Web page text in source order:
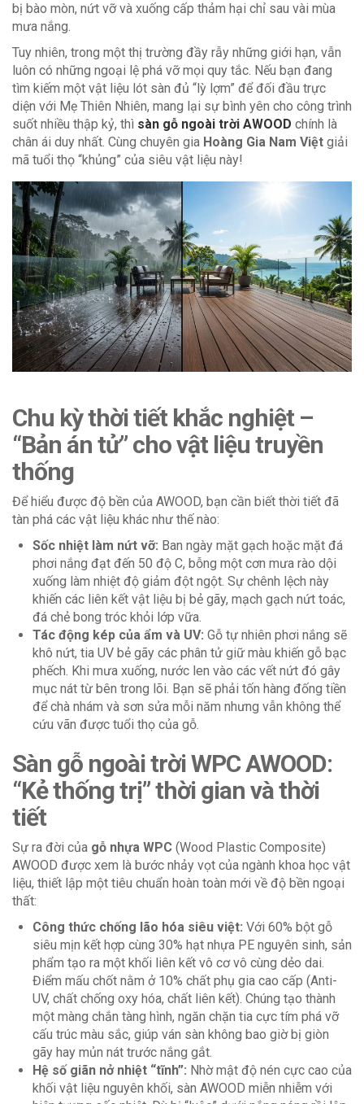
bị bào mòn, nứt vỡ và xuống cấp thảm hại chỉ sau vài mùa
mưa nắng.
Tuy nhiên, trong một thị trường đầy rẫy những giới hạn, vẫn
luôn có những ngoại lệ phá vỡ mọi quy tắc. Nếu bạn đang
tìm kiếm một vật liệu lót sàn đủ “lỳ lợm” để đối đầu trực
diện với Mẹ Thiên Nhiên, mang lại sự bình yên cho công trình
suốt nhiều thập kỷ, thì sàn gỗ ngoài trời AWOOD chính là
chân ái duy nhất. Cùng chuyên gia Hoàng Gia Nam Việt giải
mã tuổi thọ “khủng” của siêu vật liệu này!
Chu kỳ thời tiết khắc nghiệt –
“Bản án tử” cho vật liệu truyền
thống
Để hiểu được độ bền của AWOOD, bạn cần biết thời tiết đã
tàn phá các vật liệu khác như thế nào:
Sốc nhiệt làm nứt vỡ: Ban ngày mặt gạch hoặc mặt đá
phơi nắng đạt đến 50 độ C, bỗng một cơn mưa rào dội
xuống làm nhiệt độ giảm đột ngột. Sự chênh lệch này
khiến các liên kết vật liệu bị bẻ gãy, mạch gạch nứt toác,
đá chẻ bong tróc khỏi lớp vữa.
Tác động kép của ẩm và UV: Gỗ tự nhiên phơi nắng sẽ
khô nứt, tia UV bẻ gãy các phân tử giữ màu khiến gỗ bạc
phếch. Khi mưa xuống, nước len vào các vết nứt đó gây
mục nát từ bên trong lõi. Bạn sẽ phải tốn hàng đống tiền
để chà nhám và sơn sửa mỗi năm nhưng vẫn không thể
cứu vãn được tuổi thọ của gỗ.
Sàn gỗ ngoài trời WPC AWOOD:
“Kẻ thống trị” thời gian và thời
tiết
Sự ra đời của gỗ nhựa WPC (Wood Plastic Composite)
AWOOD được xem là bước nhảy vọt của ngành khoa học vật
liệu, thiết lập một tiêu chuẩn hoàn toàn mới về độ bền ngoại
thất:
Công thức chống lão hóa siêu việt: Với 60% bột gỗ
siêu mịn kết hợp cùng 30% hạt nhựa PE nguyên sinh, sản
phẩm tạo ra một khối liên kết vô cơ vô cùng dẻo dai.
Điểm mấu chốt nằm ở 10% chất phụ gia cao cấp (Anti-
UV, chất chống oxy hóa, chất liên kết). Chúng tạo thành
một màng chắn tàng hình, ngăn chặn tia cực tím phá vỡ
cấu trúc màu sắc, giúp ván sàn không bao giờ bị giòn
gãy hay mủn nát trước nắng gắt.
Hệ số giãn nở nhiệt “tĩnh”: Nhờ mật độ nén cực cao của
khối vật liệu nguyên khối, sàn AWOOD miễn nhiễm với